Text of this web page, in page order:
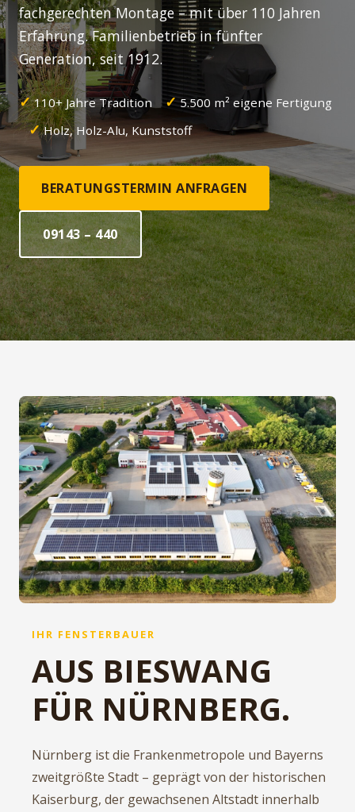
fachgerechten Montage – mit über 110 Jahren
Erfahrung. Familienbetrieb in fünfter
Generation, seit 1912.
✓110+ Jahre Tradition✓5.500 m² eigene Fertigung
✓Holz, Holz-Alu, Kunststoff
BERATUNGSTERMIN ANFRAGEN
09143 – 440
IHR FENSTERBAUER
AUS BIESWANG
FÜR NÜRNBERG.
Nürnberg ist die Frankenmetropole und Bayerns
zweitgrößte Stadt – geprägt von der historischen
Kaiserburg, der gewachsenen Altstadt innerhalb